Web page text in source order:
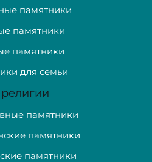
памятники
памятники
памятники
для семьи
памятники
памятники
памятники